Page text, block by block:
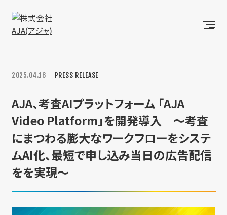
2025.04.16 PRESS RELEASE
AJA、考査AIプラットフォーム 「AJA
Video Platform」を開発導入 ～考査
にまつわる膨大なワークフローをシステ
ムAI化、最短で申し込み当日の広告配信
をを実現～